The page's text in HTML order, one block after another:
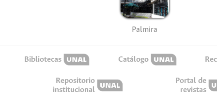
Palmira
Bibliotecas Catálogo
Repositorio
institucional
Portal de
revistas